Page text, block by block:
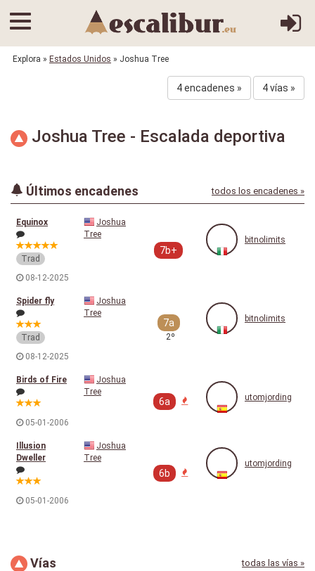
Explora » Estados Unidos » Joshua Tree
4 encadenes » 4 vías »
Joshua Tree - Escalada deportiva
Últimos encadenes todos los encadenes »
Equinox
Trad
08-12-2025
Joshua
Tree
7b+
bitnolimits
Spider fly
Trad
08-12-2025
Joshua
Tree
7a
2º
bitnolimits
Birds of Fire
05-01-2006
Joshua
Tree
6a utomjording
Illusion
Dweller
05-01-2006
Joshua
Tree
6b
utomjording
Vías todas las vías »